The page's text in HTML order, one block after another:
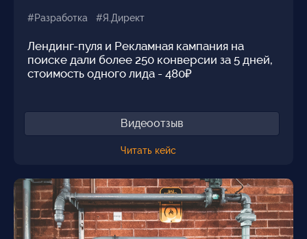
#Разработка #Я.Директ
Лендинг-пуля и Рекламная кампания на
поиске дали более 250 конверсии за 5 дней,
стоимость одного лида - 480₽
Видеоотзыв
Читать кейс